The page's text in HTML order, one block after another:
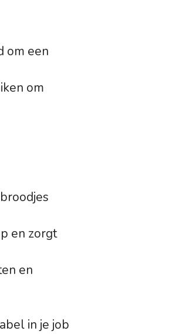
om een
om
en zorgt
en
in je job